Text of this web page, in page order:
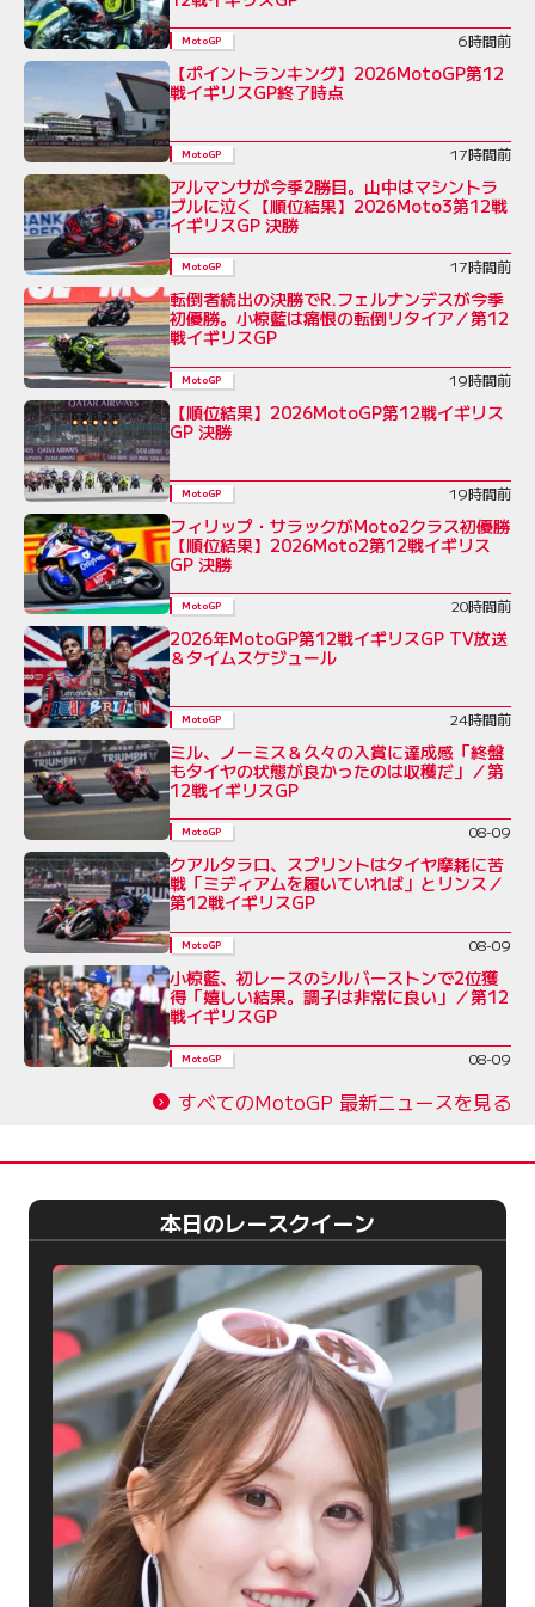
MotoGP 6時間前
【ポイントランキング】2026MotoGP第12
戦イギリスGP終了時点
MotoGP 17時間前
アルマンサが今季2勝目。山中はマシントラ
ブルに泣く【順位結果】2026Moto3第12戦
イギリスGP 決勝
MotoGP 17時間前
転倒者続出の決勝でR.フェルナンデスが今季
初優勝。小椋藍は痛恨の転倒リタイア／第12
戦イギリスGP
MotoGP 19時間前
【順位結果】2026MotoGP第12戦イギリス
GP 決勝
MotoGP 19時間前
フィリップ・サラックがMoto2クラス初優勝
【順位結果】2026Moto2第12戦イギリス
GP 決勝
MotoGP 20時間前
2026年MotoGP第12戦イギリスGP TV放送
＆タイムスケジュール
MotoGP 24時間前
ミル、ノーミス＆久々の入賞に達成感「終盤
もタイヤの状態が良かったのは収穫だ」／第
12戦イギリスGP
MotoGP 08-09
クアルタラロ、スプリントはタイヤ摩耗に苦
戦「ミディアムを履いていれば」とリンス／
第12戦イギリスGP
MotoGP 08-09
小椋藍、初レースのシルバーストンで2位獲
得「嬉しい結果。調子は非常に良い」／第12
戦イギリスGP
MotoGP 08-09
すべてのMotoGP 最新ニュースを見る
本日のレースクイーン